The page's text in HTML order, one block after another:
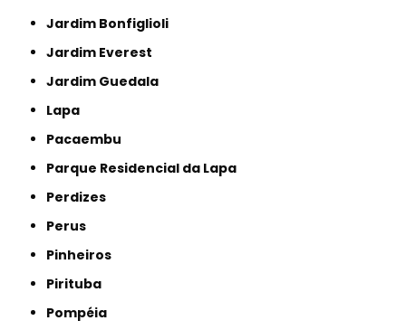
Jardim Bonfiglioli
Jardim Everest
Jardim Guedala
Lapa
Pacaembu
Parque Residencial da Lapa
Perdizes
Perus
Pinheiros
Pirituba
Pompéia